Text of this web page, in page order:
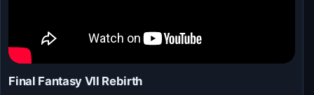
Final Fantasy VII Rebirth